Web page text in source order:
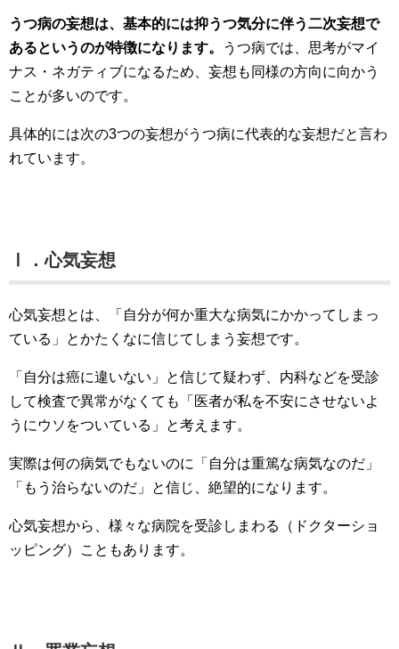
うつ病の妄想は、基本的には抑うつ気分に伴う二次妄想で
あるというのが特徴になります。
うつ病では、思考がマイ
ナス・ネガティブになるため、妄想も同様の方向に向かう
ことが多いのです。
具体的には次の3つの妄想がうつ病に代表的な妄想だと言わ
れています。
Ⅰ．心気妄想
心気妄想とは、「自分が何か重大な病気にかかってしまっ
ている」とかたくなに信じてしまう妄想です。
「自分は癌に違いない」と信じて疑わず、内科などを受診
して検査で異常がなくても「医者が私を不安にさせないよ
うにウソをついている」と考えます。
実際は何の病気でもないのに「自分は重篤な病気なのだ」
「もう治らないのだ」と信じ、絶望的になります。
心気妄想から、様々な病院を受診しまわる（ドクターショ
ッピング）こともあります。